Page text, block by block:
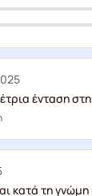
ένταση
κατά τη